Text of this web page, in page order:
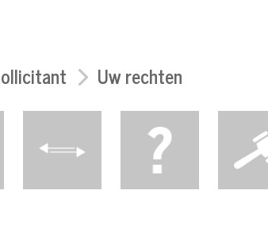
Uw rechten